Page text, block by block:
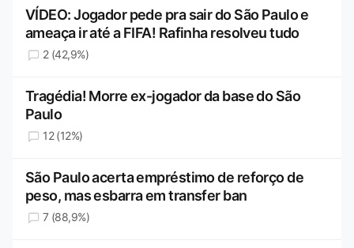
VÍDEO: Jogador pede pra sair do São Paulo e
ameaça ir até a FIFA! Rafinha resolveu tudo
2 (42,9%)
Tragédia! Morre ex-jogador da base do São
Paulo
12 (12%)
São Paulo acerta empréstimo de reforço de
peso, mas esbarra em transfer ban
7 (88,9%)